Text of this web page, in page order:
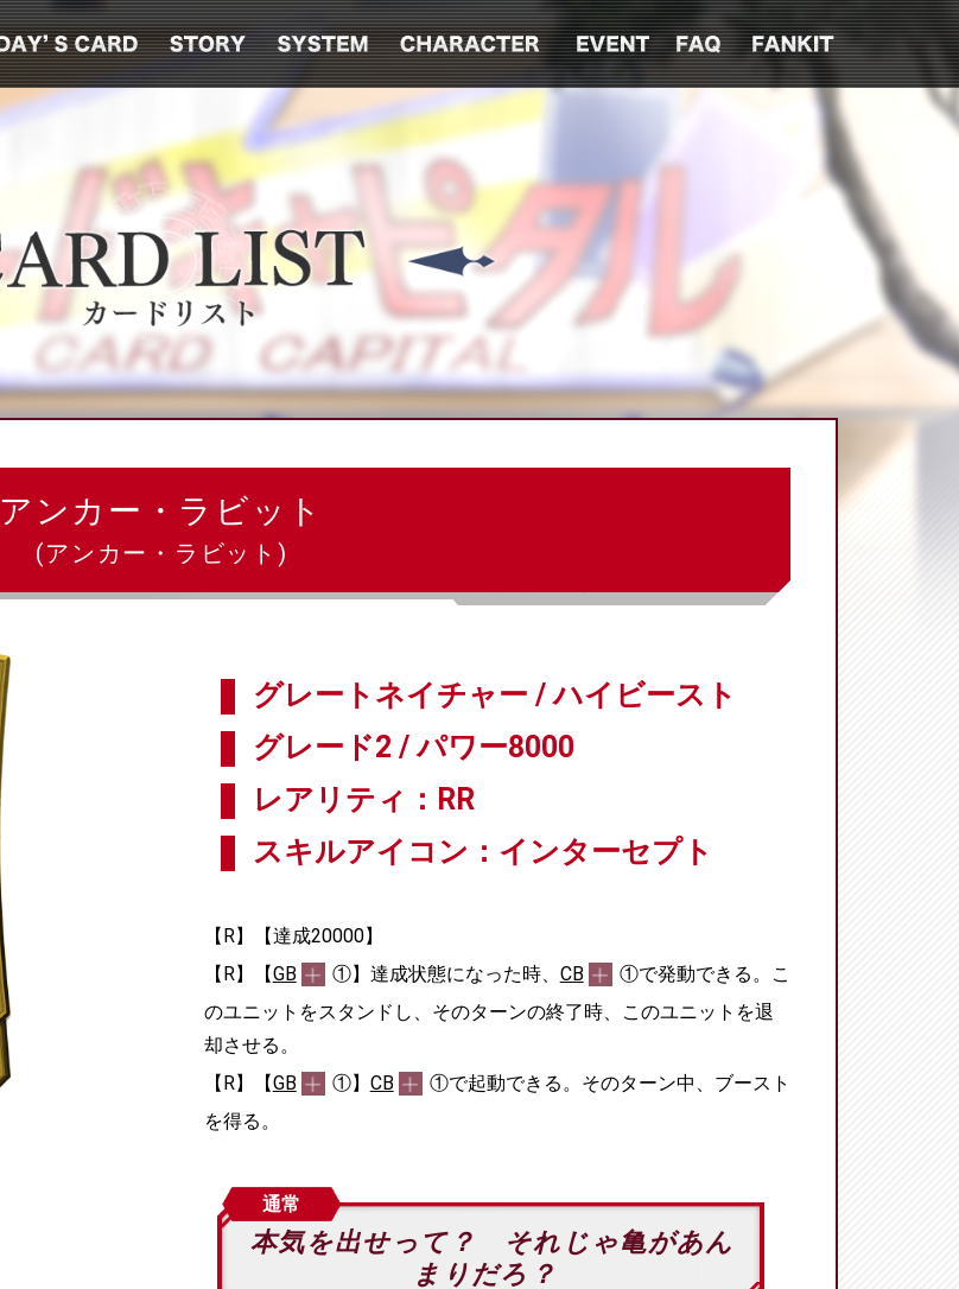
アンカー・ラビット
(アンカー・ラビット)
グレートネイチャー / ハイビースト
グレード2 / パワー8000
レアリティ：RR
スキルアイコン：インターセプト
【R】【達成20000】
【R】【GB ①】達成状態になった時、 CB
①で発動できる。こ
のユニットをスタンドし、そのターンの終了時、このユニットを退
却させる。
【R】【GB ①】 CB
①で起動できる。そのターン中、ブースト
を得る。
通常
本気を出せって？ それじゃ亀があん
まりだろ？